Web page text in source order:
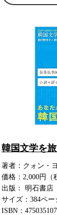
韓国文学を
著者：クォン・
価格：2,000円（
出版： 明石書店
サイズ：384ペー
ISBN：